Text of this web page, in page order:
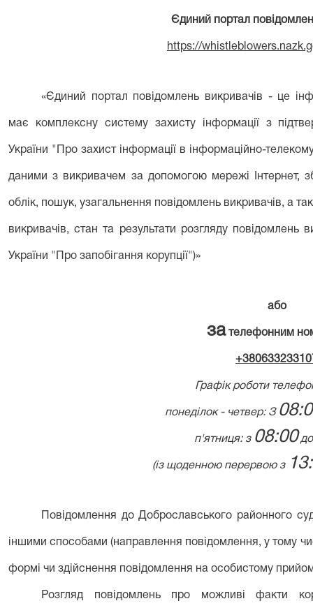
Єдиний портал
https://
«Єдиний портал повідомлень викривачів - це
має комплексну систему захисту інформації з
України "Про захист інформації в інформаційно-
даними з викривачем за допомогою мережі Інтернет,
облік, пошук, узагальнення повідомлень викривачів, а
викривачів, стан та результати розгляду повідомлень
України "Про запобігання корупції")»
або
зателефонним
Графік роботи
понеділок - четвер: З
п'ятниця: з 08:00
(із щоденною перервою з
Повідомлення до Доброславського районного
іншими способами (направлення повідомлення, у тому
формі чи здійснення повідомлення на особистому
Розгляд повідомлень про можливі факти